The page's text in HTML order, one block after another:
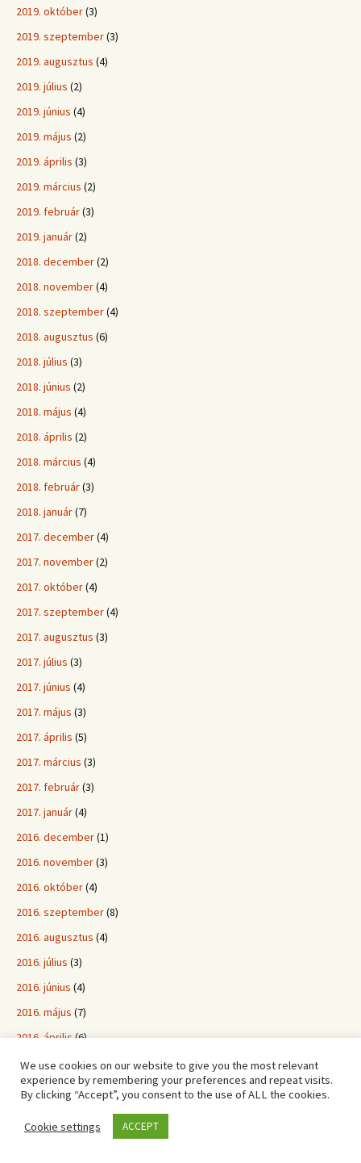
2019. október(3)
2019. szeptember(3)
2019. augusztus (4)
2019. július (2)
2019. június (4)
2019. május (2)
2019. április (3)
2019. március (2)
2019. február(3)
2019. január(2)
2018. december(2)
2018. november(4)
2018. szeptember(4)
2018. augusztus (6)
2018. július (3)
2018. június (2)
2018. május (4)
2018. április (2)
2018. március (4)
2018. február(3)
2018. január(7)
2017. december(4)
2017. november(2)
2017. október(4)
2017. szeptember(4)
2017. augusztus (3)
2017. július (3)
2017. június (4)
2017. május (3)
2017. április (5)
2017. március (3)
2017. február(3)
2017. január(4)
2016. december(1)
2016. november(3)
2016. október(4)
2016. szeptember(8)
2016. augusztus (4)
2016. július (3)
2016. június (4)
2016. május (7)
2016. április(6)
2016. március(3)
2016. február(6)
2015. december
We use cookies on our website to give you the most relevant
experience by remembering your preferences and repeat visits.
By clicking “Accept”, you consent to the use of ALL the cookies.
Cookie settings ACCEPT